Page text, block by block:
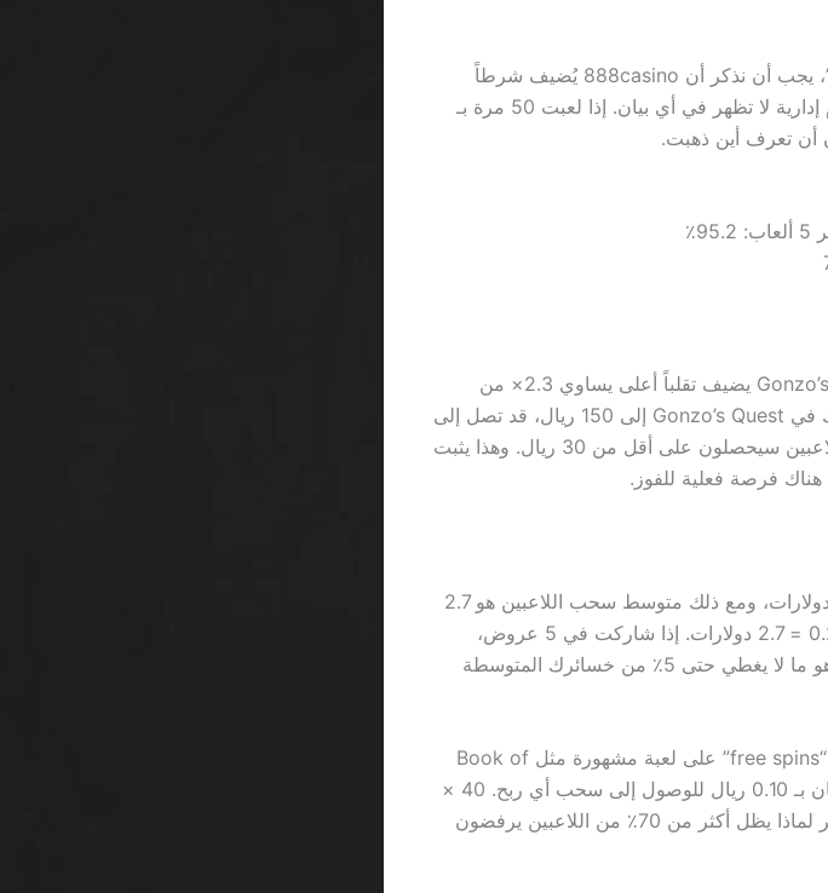
ولما نتكلم عن “كازينو أكثر من 1000 لعبة SA”، يجب أن نذكر أن 888casino يُضيف شرطاً
جديداً كل شهر؛ 2٪ من الرهانات تُخصم كرسوم إدارية لا تظهر في أي بيان. إذا لعبت 50 مرة بـ
ستارباست يُظهر لك سرعة اللف، لكن Gonzo’s Quest يضيف تقلباً أعلى يساوي 2.3× من
متوسط الألعاب التقليدية. إذا ضاعفت استثمارك في Gonzo’s Quest إلى 150 ريال، قد تصل إلى
345 ريال في أفضل الحالات، لكن 80٪ من اللاعبين سيحصلون على أقل من 30 ريال. وهذا يثبت
فرصة فعلية للفوز.
المنصات تجذب اللاعبين بـ “gift” يصل إلى 10 دولارات، ومع ذلك متوسط سحب اللاعبين هو 2.7
دولارات فقط. حساب بسيط: 10 دولارات × 0.27 = 2.7 دولارات. إذا شاركت في 5 عروض،
ستحصل على 13.5 دولارات على مدى شهر، وهو ما لا يغطي حتى 5٪ من خسائرك المتوسطة
لكن ما يثير السخرية هو أن بعض المواقع تقدم “free spins” على لعبة مشهورة مثل Book of
Dead، ثم تُجبرك على إكمال 40 مرة من الرهان بـ 0.10 ريال للوصول إلى سحب أي ربح. 40 ×
0.10 = 4 ريال من رهان لا يُسترد، وهو ما يُفسّر لماذا يظل أكثر من 70٪ من اللاعبين يرفضون